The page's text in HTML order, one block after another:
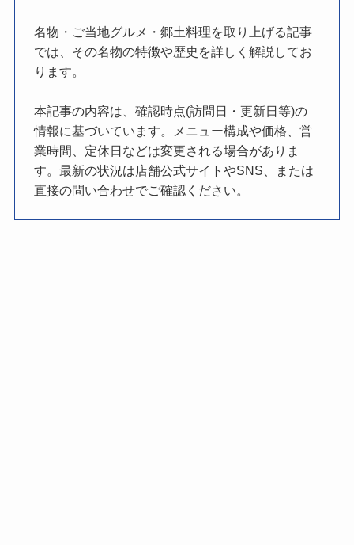
名物・ご当地グルメ・郷土料理を取り上げる記事
では、その名物の特徴や歴史を詳しく解説してお
ります。
本記事の内容は、確認時点(訪問日・更新日等)の
情報に基づいています。メニュー構成や価格、営
業時間、定休日などは変更される場合がありま
す。最新の状況は店舗公式サイトやSNS、または
直接の問い合わせでご確認ください。